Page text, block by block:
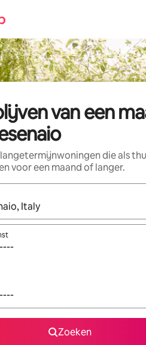
van een
die als
voor een maand of langer.
er resultaten beschikbaar zijn,
Zoeken